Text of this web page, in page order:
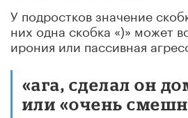
У подростков значение
них одна скобка «)» может
ирония или пассивная
«ага, сделал он
или «очень